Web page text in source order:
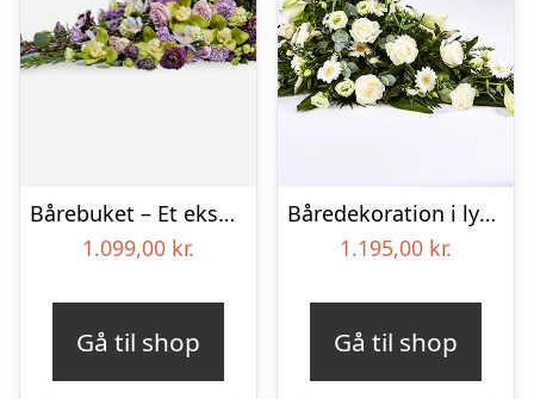
Bårebuket – Et eksklusivt farvel
1.099,00 kr.
Gå til shop
Båredekoration i lyse nuancer – Blomster til begravelse
1.195,00 kr.
Gå til shop